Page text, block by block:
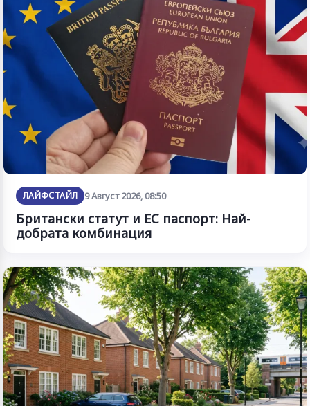
ЛАЙФСТАЙЛ 9 Август 2026, 08:50
Британски статут и ЕС паспорт: Най-
добрата комбинация